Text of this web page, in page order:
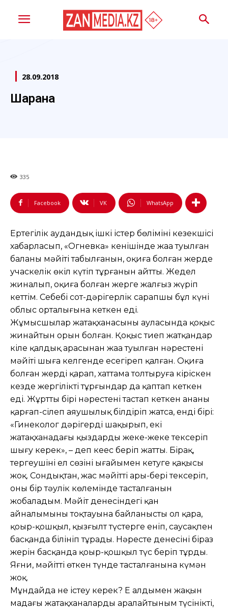
28.09.2018
Шарана
335
Facebook VK WhatsApp
Ертеңгілік аудандық ішкі істер бөлімінің кезекшісі
хабарласып, «Огневка» кенішінде жаңа туылған
баланың мәйіті табылғанын, оқиға болған жерде
учаскелік өкіл күтіп тұрғанын айтты. Жедел
жиналып, оқиға болған жерге жалғыз жүріп
кеттім. Себебі сот-дәрігерлік сарапшы бұл күні
облыс орталығына кеткен еді.
Жұмысшылар жатақханасының ауласында қоқыс
жинайтын орын болған. Қоқыс тиеп жатқандар
кілең қалдық арасынан жаңа туылған нәрестенің
мәйіті шыға келгенде есеңгіреп қалған. Оқиға
болған жерді қарап, хаттама толтыруға кіріскен
кезде жергілікті тұрғындар да қаптап кеткен
еді. Жұрттың бірі нәрес­тені тастап кеткен ананы
қарғап-сілеп аяушылық білдіріп жатса, енді бірі:
«Гинеколог дәрігерді шақырып, екі
жатақханадағы қыздарды жеке-жеке тексеріп
шығу керек», – деп кеңес беріп жатты. Бірақ,
тергеушінің ел сөзінің ыңғайымен кетуге қақысы
жоқ. Сондықтан, жас мәйітті ары-бері тексеріп,
оның бір тәулік көлемінде тасталғанын
жобаладым. Мәйіт денесіндегі қан
айналымының тоқтауына байланысты ол қара,
қоңыр-қошқыл, қызғылт түстерге еніп, саусақпен
басқанда білініп тұрады. Нәресте денесінің біраз
жерін басқанда қоңыр-қошқыл түс беріп тұрды.
Яғни, мәйіттің өткен түнде тасталғанына күмән
жоқ.
Мұндайда не істеу керек? Ең алдымен жақын
маңдағы жатақханаларды аралайтыным түсінікті,